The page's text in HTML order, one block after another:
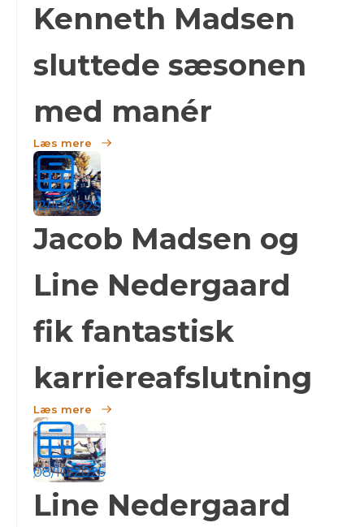
Kenneth Madsen
sluttede sæsonen
med manér
Læs mere
12/10/2025
Jacob Madsen og
Line Nedergaard
fik fantastisk
karriereafslutning
Læs mere
08/10/2025
Line Nedergaard